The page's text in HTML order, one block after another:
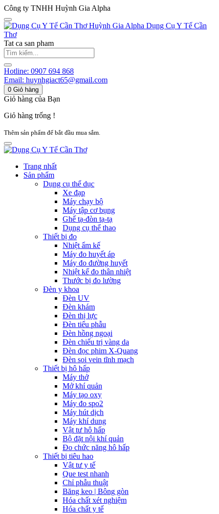
Công ty TNHH Huỳnh Gia Alpha
Huỳnh Gia Alpha Dụng Cụ Y Tế Cần
Thơ
Tat ca san pham
Hotline: 0907 694 868
Email: huynhgiact65@gmail.com
0 Giỏ hàng
Giỏ hàng của Bạn
Giỏ hàng trống !
Thêm sản phẩm để bắt đầu mua sắm.
Trang nhất
Sản phẩm
Dụng cụ thể dục
Xe đạp
Máy chạy bộ
Máy tập cơ bụng
Ghế tạ-đòn tạ-tạ
Dụng cụ thể thao
Thiết bị đo
Nhiệt ẩm kế
Máy đo huyết áp
Máy đo đường huyết
Nhiệt kế đo thân nhiệt
Thước bị đo lường
Đèn y khoa
Đèn UV
Đèn khám
Đèn thị lực
Đèn tiểu phẫu
Đèn hồng ngoại
Đèn chiếu trị vàng da
Đèn đọc phim X-Quang
Đèn soi vein tĩnh mạch
Thiết bị hô hấp
Máy thở
Mở khí quản
Máy tạo oxy
Máy đo spo2
Máy hút dịch
Máy khí dung
Vật tư hô hấp
Bộ đặt nội khí quản
Đo chức năng hô hấp
Thiết bị tiêu hao
Vật tư y tế
Que test nhanh
Chỉ phẫu thuật
Băng keo | Bông gòn
Hóa chất xét nghiệm
Hóa chất y tế